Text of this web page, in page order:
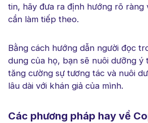
tin, hãy đưa ra định hướng rõ ràng
cần làm tiếp theo.
Bằng cách hướng dẫn người đọc
dung của họ, bạn sẽ nuôi dưỡng ý
tăng cường sự tương tác và nuôi
lâu dài với khán giả của mình.
Các phương pháp hay về